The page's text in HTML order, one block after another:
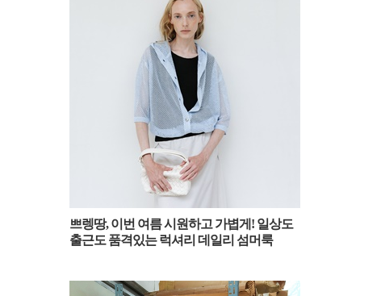
쁘렝땅, 이번 여름 시원하고 가볍게! 일상도
출근도 품격있는 럭셔리 데일리 섬머룩